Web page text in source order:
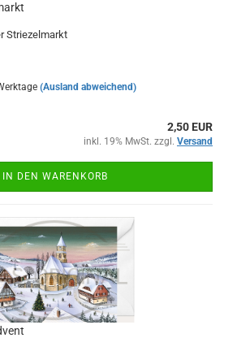
Striezelmarkt
(Ausland abweichend)
2,50 EUR
inkl. 19% MwSt. zzgl. Versand
IN DEN WARENKORB